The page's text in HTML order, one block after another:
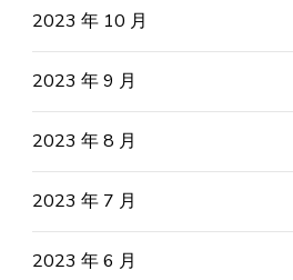
2023 年 10 月
2023 年 9 月
2023 年 8 月
2023 年 7 月
2023 年 6 月